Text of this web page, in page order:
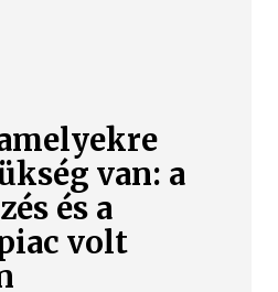
van: a
és a
volt